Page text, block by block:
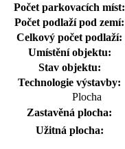
Počet parkovacích míst:
Počet podlaží pod zemí:
Celkový počet podlaží:
Umístění objektu:
Stav objektu:
Technologie výstavby:
Plocha
Zastavěná plocha:
Užitná plocha: